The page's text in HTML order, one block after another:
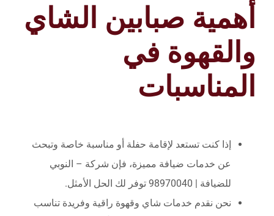
أهمية صبابين الشاي
والقهوة في
المناسبات
إذا كنت تستعد لإقامة حفلة أو مناسبة خاصة وتبحث
عن خدمات ضيافة مميزة، فإن شركة – النوبي
للضيافة | 98970040 توفر لك الحل الأمثل.
نحن نقدم خدمات شاي وقهوة راقية وفريدة تناسب